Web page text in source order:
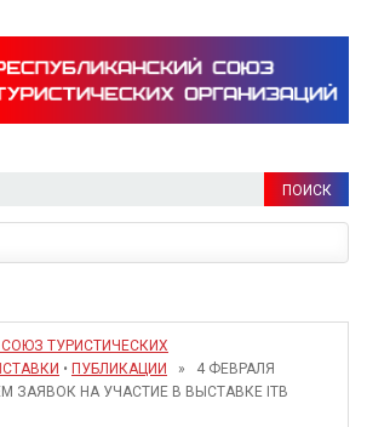
navigation
ТУРИСТИЧЕСКИХ
• ПУБЛИКАЦИИ
» 4 ФЕВРАЛЯ
ЗАЯВОК НА УЧАСТИЕ В ВЫСТАВКЕ ITB